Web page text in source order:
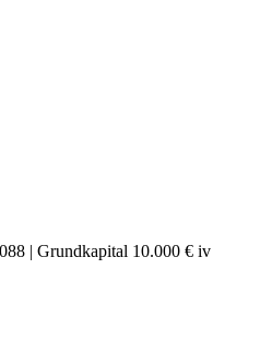
| Grundkapital 10.000 € iv